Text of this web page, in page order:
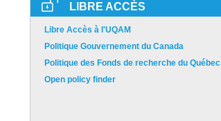
LIBRE ACCÈS
Libre Accès à l'UQAM
Politique Gouvernement du Canada
Politique des Fonds de recherche du Québec
Open policy finder